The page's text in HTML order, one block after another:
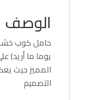
الوصف
حامل كوب
يوما ما أريد)
المميز حيث
التصميم